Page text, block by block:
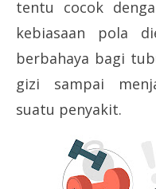
tentu cocok
kebiasaan pola
berbahaya bagi
gizi sampai
suatu penyakit.